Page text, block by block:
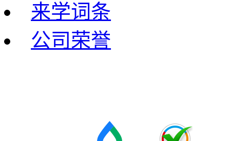
来学词条
公司荣誉